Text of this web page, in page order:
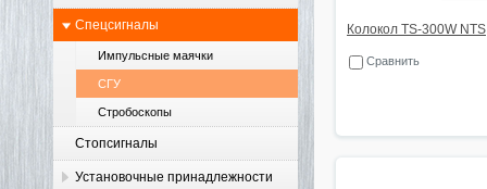
Спецсигналы
Импульсные маячки
СГУ
Стробоскопы
Стопсигналы
Установочные принадлежности
Колокол TS-300W NTS
Сравнить